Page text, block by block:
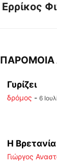
Ερρίκος
ΠΑΡΟΜΟΙΑ
Γυρίζει
δρόμος - 6
Η
Γιώργος